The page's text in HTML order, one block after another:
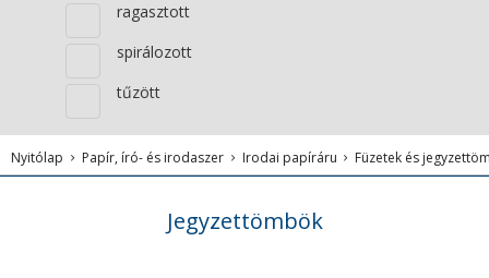
ragasztott
spirálozott
tűzött
Nyitólap Papír, író- és irodaszer Irodai papíráru Füzetek és
Jegyzettömbök